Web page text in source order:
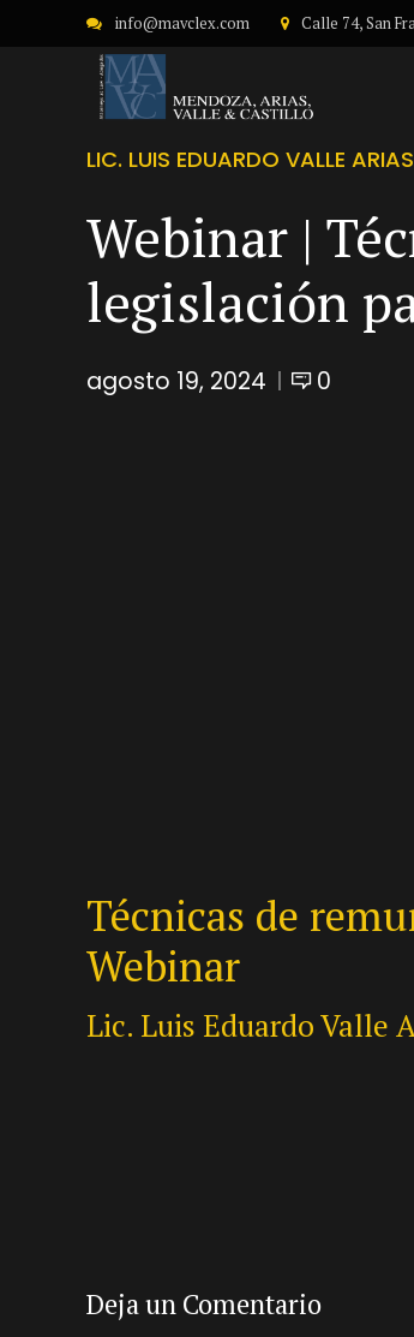
info@mavclex.com Calle 74, San
LIC. LUIS EDUARDO VALLE ARIAS
Webinar |
legislación
agosto 19, 2024 0
Técnicas de
Webinar
Lic. Luis Eduardo Valle
Deja un Comentario